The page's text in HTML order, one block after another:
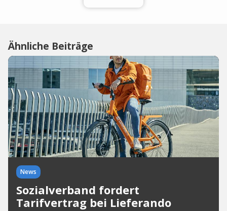
Ähnliche Beiträge
News
Sozialverband fordert
Tarifvertrag bei Lieferando